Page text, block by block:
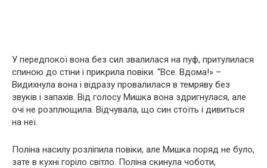
У передпокої вона без сил звалилася на пуф, притулилася
спиною до стіни і прикрила повіки. “Все. Вдома!» –
Видихнула вона і відразу провалилася в темряву без
звуків і запахів. Від голосу Мишка вона здригнулася, але
очі не розплющила. Відчувала, що син стоїть і дивиться
на неї.
Поліна насилу розліпила повіки, але Мишка поряд не було,
зате в кухні горіло світло. Поліна скинула чоботи,